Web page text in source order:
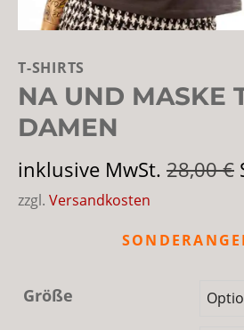
T-SHIRTS
NA UND MASKE
DAMEN
inklusive MwSt. 28,00€
zzgl. Versandkosten
Größe